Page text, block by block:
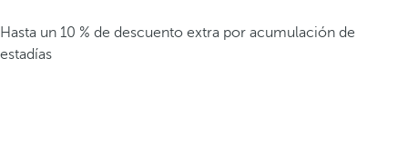
Hasta un 10 % de descuento extra por acumulación de
estadías